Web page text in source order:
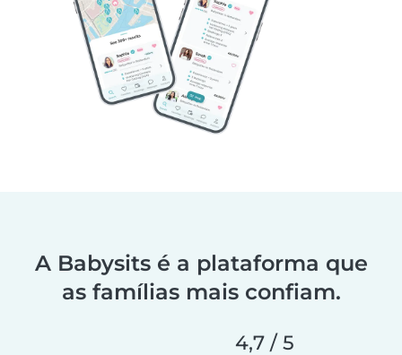
A Babysits é a plataforma que
as famílias mais confiam.
4,7 / 5